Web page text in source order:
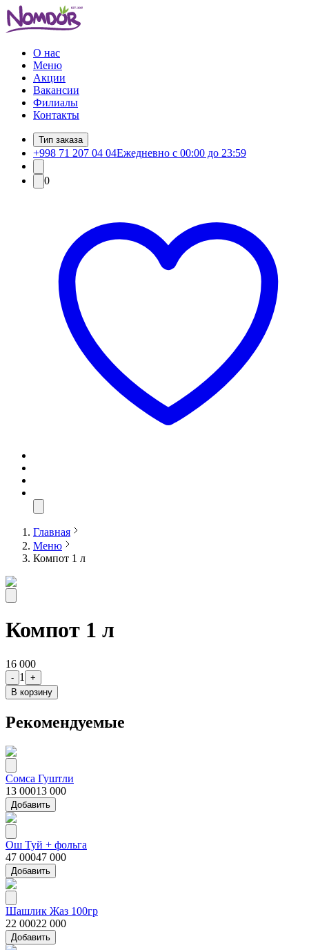
О нас
Меню
Акции
Вакансии
Филиалы
Контакты
Тип заказа
+998 71 207 04 04Ежедневно с 00:00 до 23:59
0
Главная
Меню
Компот 1 л
Компот 1 л
16 000
- 1
+
В корзину
Рекомендуемые
Сомса Гуштли
13 00013 000
Добавить
Ош Туй + фольга
47 00047 000
Добавить
Шашлик Жаз 100гр
22 00022 000
Добавить